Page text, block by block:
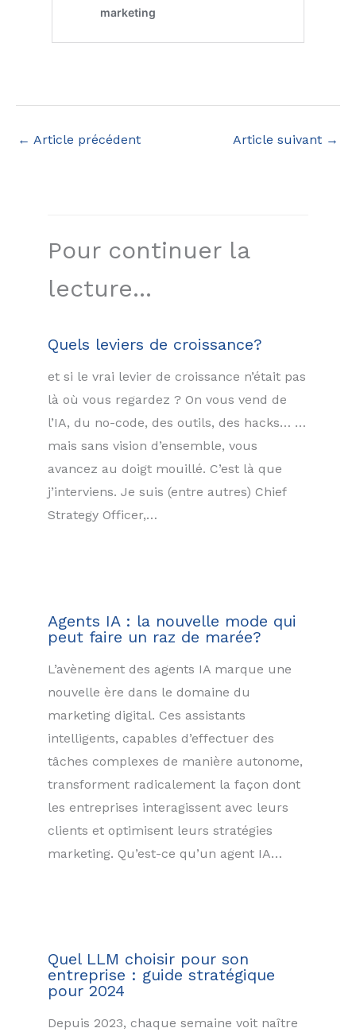
← Article précédent Article suivant →
Pour continuer la
lecture...
Quels leviers de croissance?
et si le vrai levier de croissance n’était pas
là où vous regardez ? On vous vend de
l’IA, du no-code, des outils, des hacks… …
mais sans vision d’ensemble, vous
avancez au doigt mouillé. C’est là que
j’interviens. Je suis (entre autres) Chief
Strategy Officer,…
Agents IA : la nouvelle mode qui
peut faire un raz de marée?
L’avènement des agents IA marque une
nouvelle ère dans le domaine du
marketing digital. Ces assistants
intelligents, capables d’effectuer des
tâches complexes de manière autonome,
transforment radicalement la façon dont
les entreprises interagissent avec leurs
clients et optimisent leurs stratégies
marketing. Qu’est-ce qu’un agent IA…
Quel LLM choisir pour son
entreprise : guide stratégique
pour 2024
Depuis 2023, chaque semaine voit naître